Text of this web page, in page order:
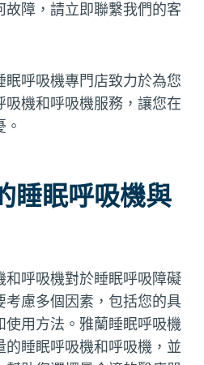
故障，請立即聯繫我們的客
呼吸機專門店致力於為您
機和呼吸機服務，讓您在
睡眠呼吸機與
和呼吸機對於睡眠呼吸障礙
考慮多個因素，包括您的具
使用方法。雅蘭睡眠呼吸機
睡眠呼吸機和呼吸機，並